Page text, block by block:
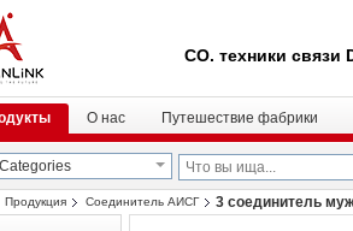
CO. техники
О нас Путешествие фабрики
Categories
Продукция Соединитель АИСГ
3 соединитель